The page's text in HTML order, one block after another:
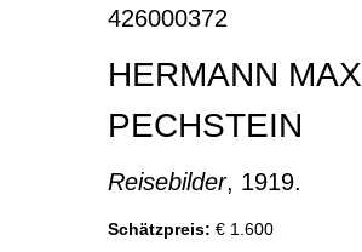
426000372
HERMANN MAX
PECHSTEIN
Reisebilder, 1919.
Schätzpreis: € 1.600